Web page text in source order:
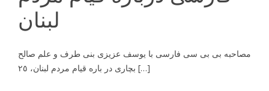
لبنان
مصاحبه بى بى سى فارسى با يوسف عزيزى بنى طرف و علم صالح
بچارى در باره قيام مردم لبنان، ٢٥ […]